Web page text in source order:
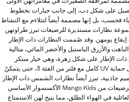
على شكل دب، إلى جانب خيارات بخطوط
فحسب، بل إنها مصممة أيضاً لتتلاءم مع النشاط
نظارات مستديرة للرضيعات تبرز طراوتهن
يومهن. وقد صُممت النظارات ذات الإطار
والأزرق الباستيل والأخضر المائي، مثالية
ذات الإطار على شكل زهرة، وهي خيار مبتكر
وممتع يضفي شخصية مميزة على أي أزياء. وقد صُمم كل نموذج مع مراعاة حماية بصر الصغيرات، بعامل حماية UV كامل مع فلتر من الفئة 3، حتى يتمكنّ
جاذبية، تبرز أيضاً نظارات الشمس ذات الإطار
على شكل دب للرضيعات، وهي خيار محبب يجمع بين الوظيفية والمتانة والأناقة. تُعدّ نظارات الشمس للرضيعات من Mango Kids الأكسسوار الأساسي
في الهواء الطلق، مما يتيح لهن الاستمتاع